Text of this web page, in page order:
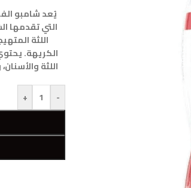
التي تقدمها
اللثة
الكريهة.
اللثة
-
+